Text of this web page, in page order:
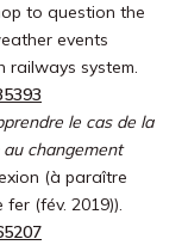
to question the
events
railways system.
le cas de la
changement
(à paraître
(fév. 2019)).